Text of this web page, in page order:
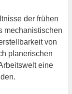
der frühen
mechanistischen
von
planerischen
eine